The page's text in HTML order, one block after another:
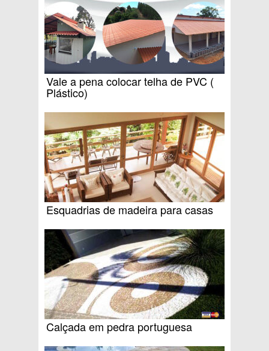
Vale a pena colocar telha de PVC (
Plástico)
Esquadrias de madeira para casas
Calçada em pedra portuguesa